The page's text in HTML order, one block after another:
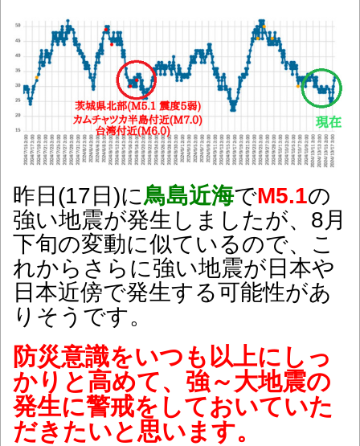
昨日(17日)に鳥島近海でM5.1の
強い地震が発生しましたが、8月
下旬の変動に似ているので、こ
れからさらに強い地震が日本や
日本近傍で発生する可能性があ
りそうです。
防災意識をいつも以上にしっ
かりと高めて、強～大地震の
発生に警戒をしておいていた
だきたいと思います。